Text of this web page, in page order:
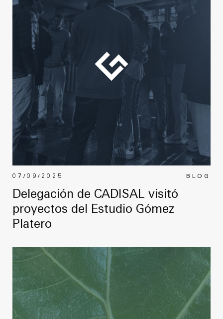
BLOG
07/09/2025
Delegación de CADISAL visitó
proyectos del Estudio Gómez
Platero